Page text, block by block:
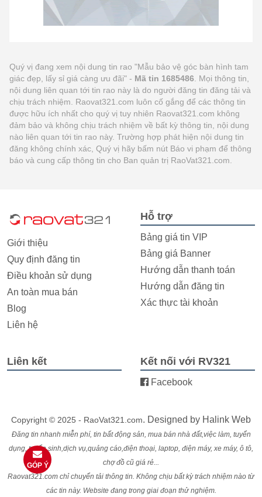
Quý vị đang xem nội dung tin rao "Mẫu bảo vệ góc bàn hình tam
giác đẹp, lấy sỉ giá càng ưu đãi" - Mã tin 1685486 . Mọi thông tin,
nội dung liên quan tới tin rao này là do người đăng tin đăng tải và
chịu trách nhiệm. Raovat321.com luôn cố gắng để các thông tin
được hữu ích nhất cho quý vị tuy nhiên Raovat321.com không
đảm bảo và không chịu trách nhiệm về bất kỳ thông tin, nội dung
nào liên quan tới tin rao này. Trường hợp phát hiện nội dung tin
đăng không chính xác, Quý vị hãy bấm nút Báo vi phạm để thông
báo và cung cấp thông tin cho Ban quản trị RaoVat321.com.
Giới thiệu
Quy định đăng tin
Điều khoản sử dụng
An toàn mua bán
Blog
Liên hệ
Hỗ trợ
Bảng giá tin VIP
Bảng giá Banner
Hướng dẫn thanh toán
Hướng dẫn đăng tin
Xác thực tài khoản
Liên kết Kết nối với RV321
Facebook
Copyright © 2025 - RaoVat321.com. Designed by Halink Web
Đăng tin nhanh miễn phí, tin bất động sản, mua bán nhà đất,việc làm, tuyển
dụng, tuyển sinh,dịch vụ,quảng cáo,điện thoại, laptop, điện máy, xe máy, ô tô,
chợ đồ cũ giá rẻ...
Raovat321.com chỉ chuyển tải thông tin. Không chịu bất kỳ trách nhiệm nào từ
các tin này. Website đang trong giai đoạn thử nghiệm.
GÓP Ý